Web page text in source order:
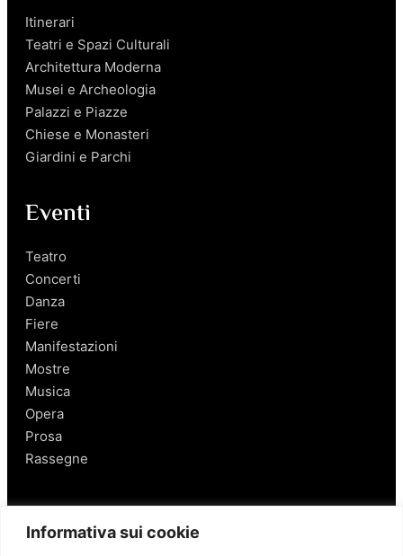
Informativa sui cookie
Itinerari
Teatri e Spazi Culturali
Architettura Moderna
Musei e Archeologia
Palazzi e Piazze
Chiese e Monasteri
Giardini e Parchi
Eventi
Teatro
Concerti
Danza
Fiere
Manifestazioni
Mostre
Musica
Opera
Prosa
Rassegne
Salerno